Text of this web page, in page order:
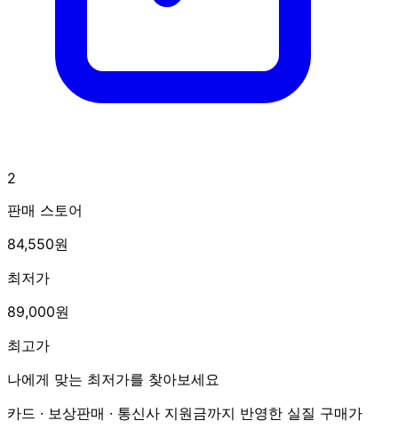
2
판매 스토어
84,550원
최저가
89,000원
최고가
나에게 맞는 최저가를 찾아보세요
카드 · 보상판매 · 통신사 지원금까지 반영한 실질 구매가